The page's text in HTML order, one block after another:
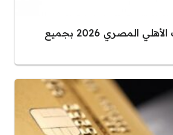
مواعيد عمل البنك الأهلي المصري 2026 بجميع